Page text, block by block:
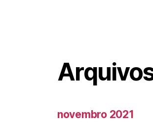
novembro 2021